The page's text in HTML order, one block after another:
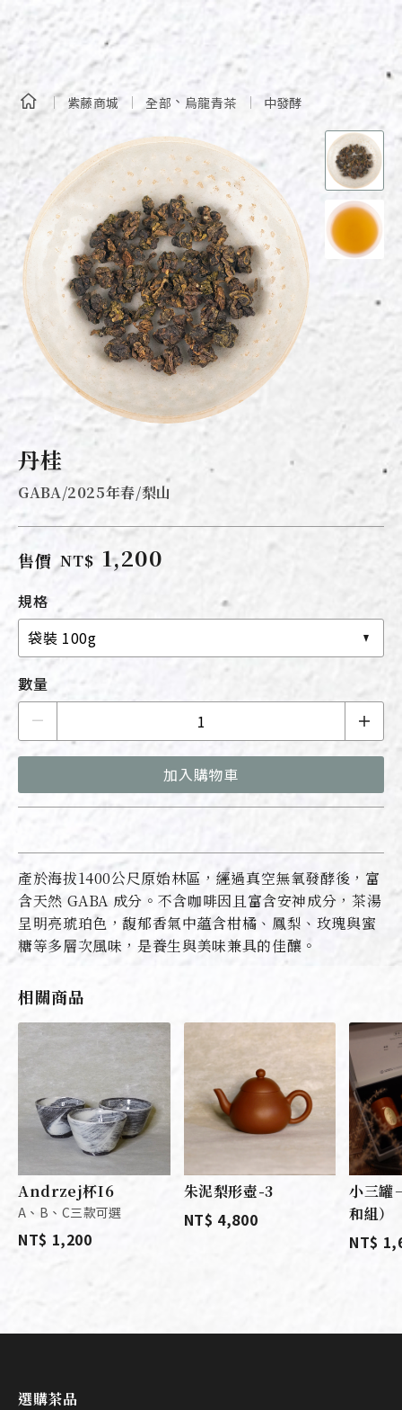
紫藤商城 全部 、 烏龍青茶 中發酵
丹桂
GABA/2025年春/梨山
售價 NT$ 1,200
規格
袋裝 100g
數量
加入購物車
產於海拔1400公尺原始林區，經過真空無氧發酵後，富
含天然 GABA 成分。不含咖啡因且富含安神成分，茶湯
呈明亮琥珀色，馥郁香氣中蘊含柑橘、鳳梨、玫瑰與蜜
糖等多層次風味，是養生與美味兼具的佳釀。
相關商品
Andrzej杯I6
A、B、C三款可選
NT$ 1,200
朱泥梨形壺-3
NT$ 4,800
小三罐
和組）
NT$
選購茶品